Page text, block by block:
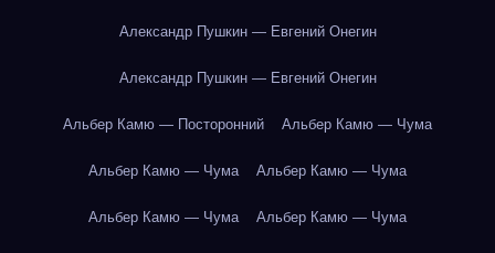
Александр Пушкин — Евгений Онегин
Александр Пушкин — Евгений Онегин
Альбер Камю — Посторонний Альбер Камю — Чума
Альбер Камю — Чума Альбер Камю — Чума
Альбер Камю — Чума Альбер Камю — Чума